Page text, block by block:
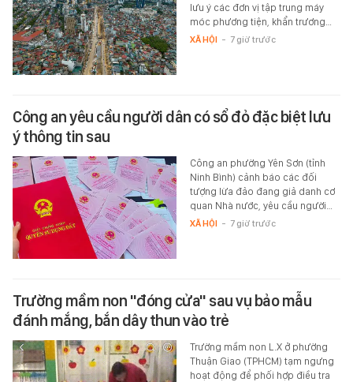
lưu ý các đơn vị tập trung máy
móc phương tiện, khẩn trương…
XÃ HỘI - 7 giờ trước
Công an yêu cầu người dân có sổ đỏ đặc biệt lưu
ý thông tin sau
Công an phường Yên Sơn (tỉnh
Ninh Bình) cảnh báo các đối
tượng lừa đảo đang giả danh cơ
quan Nhà nước, yêu cầu người…
XÃ HỘI - 7 giờ trước
Trường mầm non "đóng cửa" sau vụ bảo mẫu
đánh mắng, bắn dây thun vào trẻ
Trường mầm non L.X ở phường
Thuận Giao (TPHCM) tạm ngưng
hoạt động để phối hợp điều tra